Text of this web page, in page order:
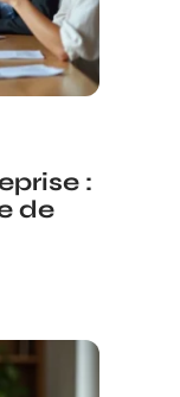
:
de